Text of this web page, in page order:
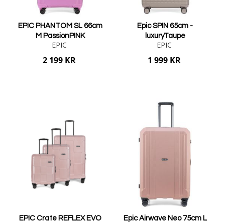
EPIC PHANTOM SL 66cm
M PassionPINK
EPIC
2 199 KR
Epic SPIN 65cm -
luxuryTaupe
EPIC
1 999 KR
EPIC Crate REFLEX EVO
Epic Airwave Neo 75cm L